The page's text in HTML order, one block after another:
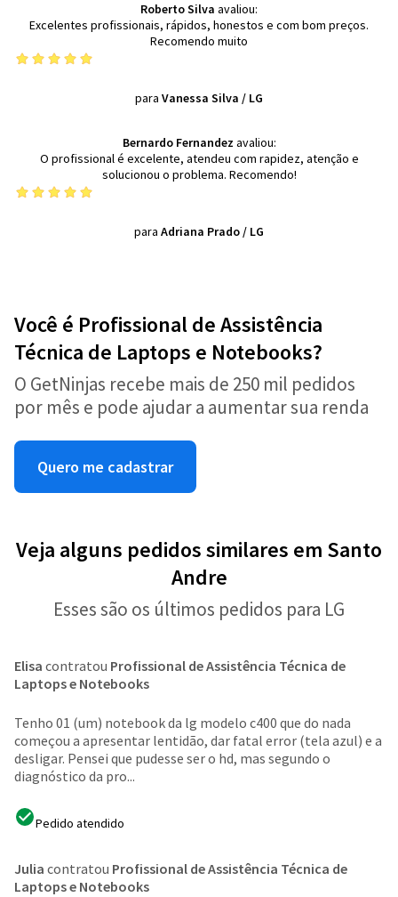
Roberto Silva avaliou:
Excelentes profissionais, rápidos, honestos e com bom preços.
Recomendo muito
para Vanessa Silva / LG
Bernardo Fernandez avaliou:
O profissional é excelente, atendeu com rapidez, atenção e
solucionou o problema. Recomendo!
para Adriana Prado/ LG
Você é Profissional de Assistência
Técnica de Laptops e Notebooks?
O GetNinjas recebe mais de 250 mil pedidos
por mês e pode ajudar a aumentar sua renda
Quero me cadastrar
Veja alguns pedidos similares em Santo
Andre
Esses são os últimos pedidos para LG
Elisa contratou Profissional de Assistência Técnica de
Laptops e Notebooks
Tenho 01 (um) notebook da lg modelo c400 que do nada
começou a apresentar lentidão, dar fatal error (tela azul) e a
desligar. Pensei que pudesse ser o hd, mas segundo o
diagnóstico da pro...
Pedido atendido
Julia contratou Profissional de Assistência Técnica de
Laptops e Notebooks